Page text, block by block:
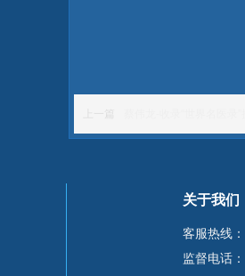
上一篇
关于我们
客服热线：
监督电话